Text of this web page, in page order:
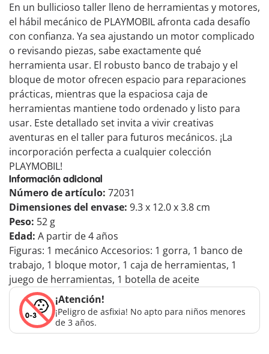
En un bullicioso taller lleno de herramientas y motores,
el hábil mecánico de PLAYMOBIL afronta cada desafío
con confianza. Ya sea ajustando un motor complicado
o revisando piezas, sabe exactamente qué
herramienta usar. El robusto banco de trabajo y el
bloque de motor ofrecen espacio para reparaciones
prácticas, mientras que la espaciosa caja de
herramientas mantiene todo ordenado y listo para
usar. Este detallado set invita a vivir creativas
aventuras en el taller para futuros mecánicos. ¡La
incorporación perfecta a cualquier colección
PLAYMOBIL!
Información adicional
Número de artículo: 72031
Dimensiones del envase: 9.3 x 12.0 x 3.8 cm
Peso: 52 g
Edad: A partir de 4 años
Figuras: 1 mecánico Accesorios: 1 gorra, 1 banco de
trabajo, 1 bloque motor, 1 caja de herramientas, 1
juego de herramientas, 1 botella de aceite
¡Atención!
¡Peligro de asfixia! No apto para niños menores
de 3 años.